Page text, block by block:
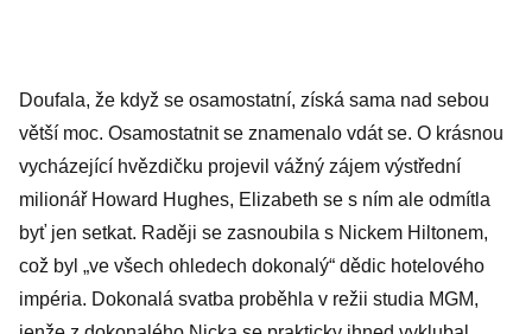
Doufala, že když se osamostatní, získá sama nad sebou
větší moc. Osamostatnit se znamenalo vdát se. O krásnou
vycházející hvězdičku projevil vážný zájem výstřední
milionář Howard Hughes, Elizabeth se s ním ale odmítla
byť jen setkat. Raději se zasnoubila s Nickem Hiltonem,
což byl „ve všech ohledech dokonalý“ dědic hotelového
impéria. Dokonalá svatba proběhla v režii studia MGM,